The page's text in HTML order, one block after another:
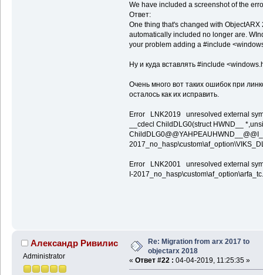
We have included a screenshot of the
Ответ:
One thing that's changed with
automatically included no longer are.
your problem adding a #include
Ну и куда вставлять #include
Очень много вот таких ошибок при
осталось как их исправить.
Error LNK2019 unresolved external
__cdecl ChildDLG0(struct HWND__
Error LNK2001 unresolved external
I-
Александр Ривилис
Administrator
Re: Migration from arx 2017 to
objectarx 2018
« Ответ #22 : 04-04-2019, 11:25:35 »